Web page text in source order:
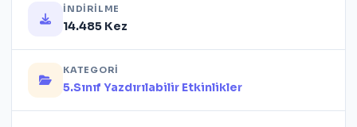
İNDIRILME
14.485 Kez
KATEGORI
5.Sınıf Yazdırılabilir Etkinlikler